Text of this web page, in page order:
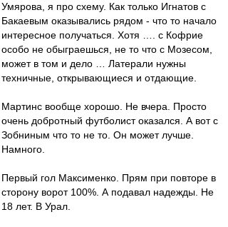
Умярова, я про схему. Как только Игнатов с
Бакаевым оказывались рядом - что то начало
интересное получаться. Хотя …. с Кофрие
особо не обыграешься, не то что с Мозесом,
может в том и дело … Латерали нужны
техничные, открывающиеся и отдающие.
Мартинс вообще хорошо. Не вчера. Просто
очень добротный футболист оказался. А вот с
Зобниным что то не то. Он может лучше.
Намного.
Первый гол Максименко. Прям при повторе в
сторону ворот 100%. А подавал надежды. Не
18 лет. В Урал.